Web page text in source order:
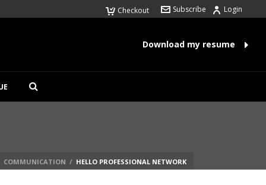
Login
Subscribe
Checkout
Download my resume
COMMUNICATION / HELLO PROFESSIONAL NETWORK